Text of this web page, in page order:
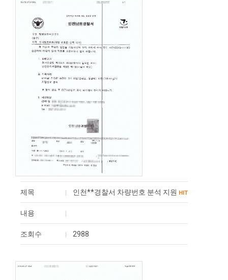
제목 인천**경찰서 차량번호 분석 지원 HIT
내용
조회수 2988